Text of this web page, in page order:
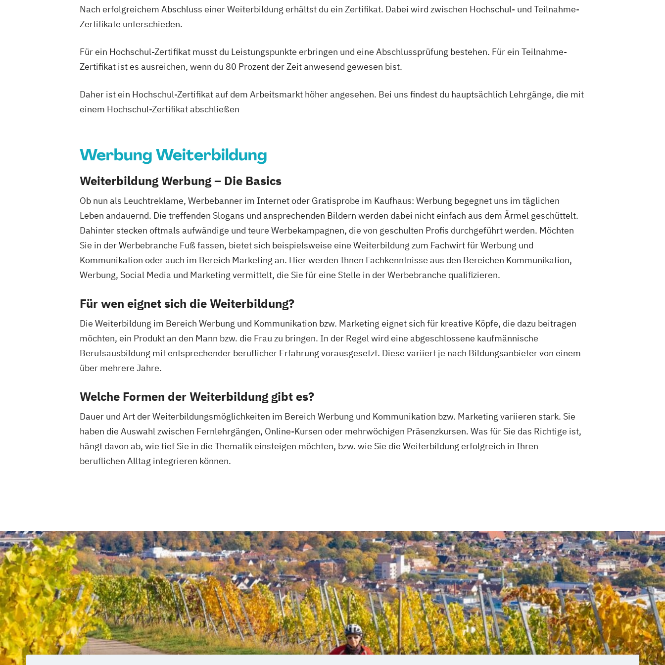
Nach erfolgreichem Abschluss einer Weiterbildung erhältst du ein Zertifikat. Dabei wird zwischen Hochschul- und Teilnahme-
Zertifikate unterschieden.
Für ein Hochschul-Zertifikat musst du Leistungspunkte erbringen und eine Abschlussprüfung bestehen. Für ein Teilnahme-
Zertifikat ist es ausreichen, wenn du 80 Prozent der Zeit anwesend gewesen bist.
Daher ist ein Hochschul-Zertifikat auf dem Arbeitsmarkt höher angesehen. Bei uns findest du hauptsächlich Lehrgänge, die mit
einem Hochschul-Zertifikat abschließen
Werbung Weiterbildung
Weiterbildung Werbung – Die Basics
Ob nun als Leuchtreklame, Werbebanner im Internet oder Gratisprobe im Kaufhaus: Werbung begegnet uns im täglichen
Leben andauernd. Die treffenden Slogans und ansprechenden Bildern werden dabei nicht einfach aus dem Ärmel geschüttelt.
Dahinter stecken oftmals aufwändige und teure Werbekampagnen, die von geschulten Profis durchgeführt werden. Möchten
Sie in der Werbebranche Fuß fassen, bietet sich beispielsweise eine Weiterbildung zum Fachwirt für Werbung und
Kommunikation oder auch im Bereich Marketing an. Hier werden Ihnen Fachkenntnisse aus den Bereichen Kommunikation,
Werbung, Social Media und Marketing vermittelt, die Sie für eine Stelle in der Werbebranche qualifizieren.
Für wen eignet sich die Weiterbildung?
Die Weiterbildung im Bereich Werbung und Kommunikation bzw. Marketing eignet sich für kreative Köpfe, die dazu beitragen
möchten, ein Produkt an den Mann bzw. die Frau zu bringen. In der Regel wird eine abgeschlossene kaufmännische
Berufsausbildung mit entsprechender beruflicher Erfahrung vorausgesetzt. Diese variiert je nach Bildungsanbieter von einem
über mehrere Jahre.
Welche Formen der Weiterbildung gibt es?
Dauer und Art der Weiterbildungsmöglichkeiten im Bereich Werbung und Kommunikation bzw. Marketing variieren stark. Sie
haben die Auswahl zwischen Fernlehrgängen, Online-Kursen oder mehrwöchigen Präsenzkursen. Was für Sie das Richtige ist,
hängt davon ab, wie tief Sie in die Thematik einsteigen möchten, bzw. wie Sie die Weiterbildung erfolgreich in Ihren
beruflichen Alltag integrieren können.